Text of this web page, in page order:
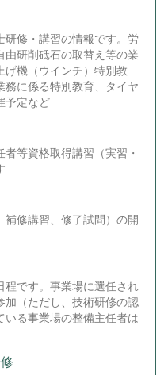
研修・講習の情報です。労
研削砥石の取替え等の業
機（ウインチ）特別教
に係る特別教育、タイヤ
予定など
等資格取得講習（実習・
補修講習、修了試問）の開
です。事業場に選任され
加（ただし、技術研修の認
る事業場の整備主任者は